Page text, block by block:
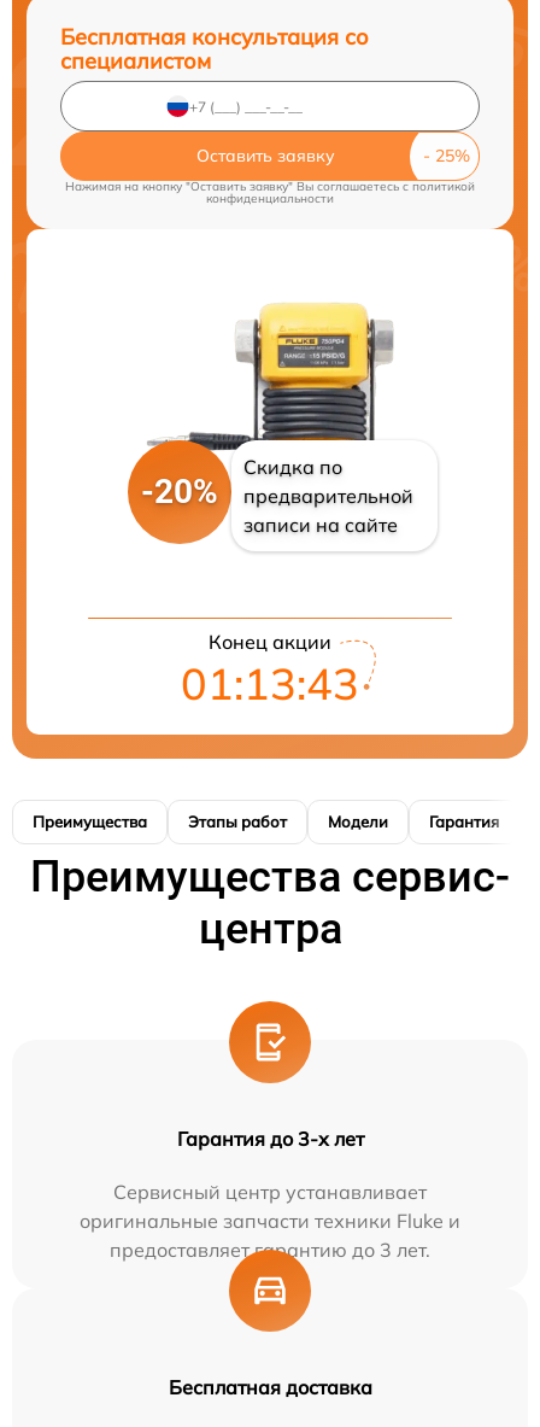
Бесплатная консультация со
специалистом
Оставить заявку
Нажимая на кнопку "Оставить заявку" Вы соглашаетесь cполитикой
конфиденциальности
-20%
Скидка по
предварительной
записи на сайте
Конец акции
01:13:42
Преимущества Этапы работ Модели Гарантия
Преимущества сервис-
центра
Гарантия до 3-х лет
Сервисный центр устанавливает
оригинальные запчасти техники Fluke и
предоставляет гарантию до 3 лет.
Бесплатная доставка